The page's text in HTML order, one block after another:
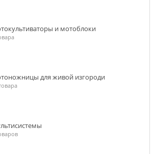
и мотоблоки
для живой изгороди